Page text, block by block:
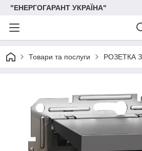
"ЕНЕРГОГАРАНТ УКРАЇНА"
Товари та послуги РОЗЕТКА